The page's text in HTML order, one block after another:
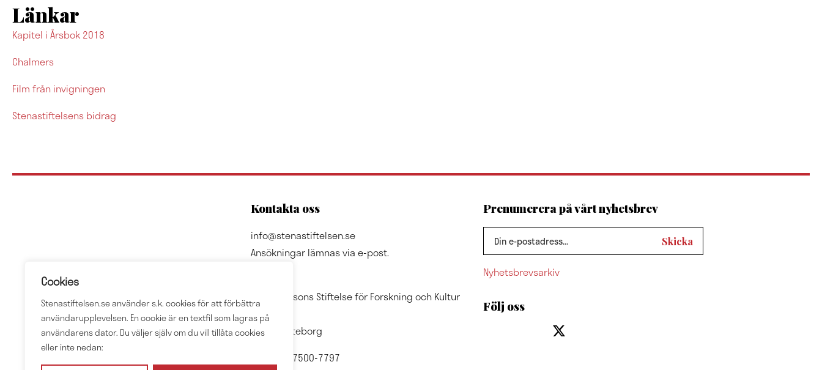
Cookies
Stenastiftelsen.se använder s.k. cookies för att förbättra
användarupplevelsen. En cookie är en textfil som lagras på
användarens dator. Du väljer själv om du vill tillåta cookies
eller inte nedan:
Länkar
Kapitel i Årsbok 2018
Chalmers
Film från invigningen
Stenastiftelsens bidrag
Kontakta oss
info@stenastiftelsen.se
Ansökningar lämnas via e-post.
Sten A Olssons Stiftelse för Forskning och Kultur
Box 7024
40231 Göteborg
Org.nr: 857500-7797
Prenumerera på vårt nyhetsbrev
Nyhetsbrevsarkiv
Följ oss